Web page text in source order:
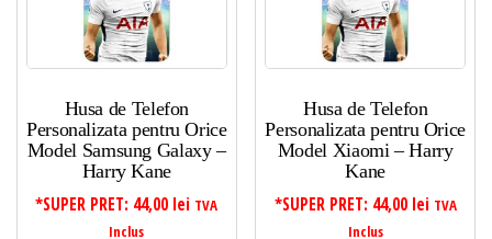
Husa de Telefon
Personalizata pentru Orice
Model Samsung Galaxy –
Harry Kane
*SUPER PRET: 44,00 lei TVA
Inclus
Husa de Telefon
Personalizata pentru Orice
Model Xiaomi – Harry
Kane
*SUPER PRET: 44,00 lei TVA
Inclus